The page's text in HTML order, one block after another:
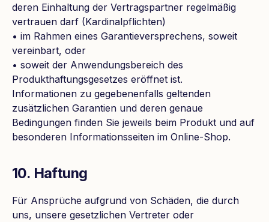
deren Einhaltung der Vertragspartner regelmäßig
vertrauen darf (Kardinalpflichten)
• im Rahmen eines Garantieversprechens, soweit
vereinbart, oder
• soweit der Anwendungsbereich des
Produkthaftungsgesetzes eröffnet ist.
Informationen zu gegebenenfalls geltenden
zusätzlichen Garantien und deren genaue
Bedingungen finden Sie jeweils beim Produkt und auf
besonderen Informationsseiten im Online-Shop.
10. Haftung
Für Ansprüche aufgrund von Schäden, die durch
uns, unsere gesetzlichen Vertreter oder